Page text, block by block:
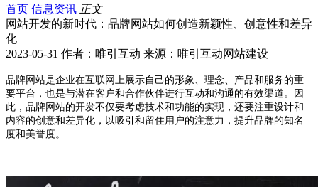
首页 信息资讯 正文
网站开发的新时代：品牌网站如何创造新颖性、创意性和差异
化
2023-05-31 作者：唯引互动 来源：唯引互动网站建设
品牌网站是企业在互联网上展示自己的形象、理念、产品和服务的重
要平台，也是与潜在客户和合作伙伴进行互动和沟通的有效渠道。因
此，品牌网站的开发不仅要考虑技术和功能的实现，还要注重设计和
内容的创意和差异化，以吸引和留住用户的注意力，提升品牌的知名
度和美誉度。